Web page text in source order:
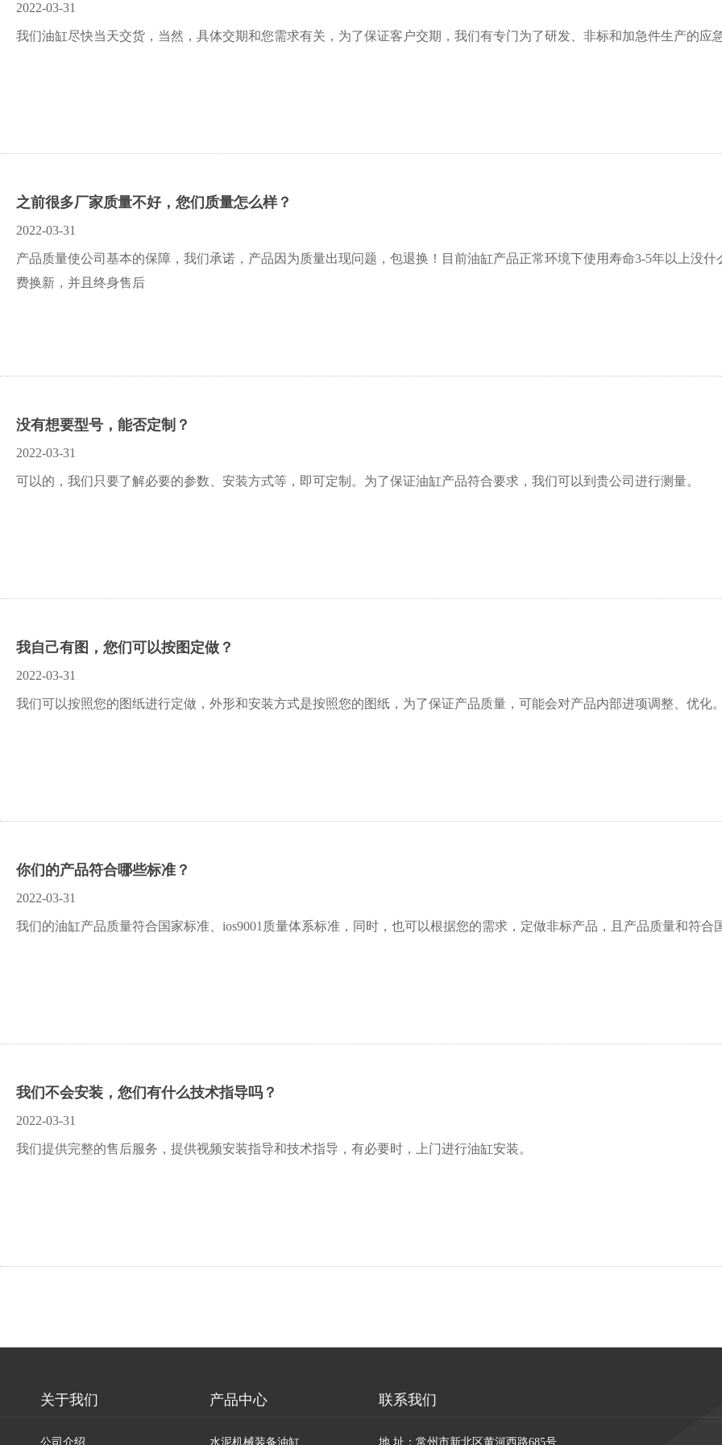
2022-03-31
我们油缸尽快当天交货，当然，具体交期和您需求有关，为了保证客户交期，我们有专门为了研发、非标和加急件生产的应
之前很多厂家质量不好，您们质量怎么样？
2022-03-31
产品质量使公司基本的保障，我们承诺，产品因为质量出现问题，包退换！目前油缸产品正常环境下使用寿命3-5年以上没
费换新，并且终身售后
没有想要型号，能否定制？
2022-03-31
可以的，我们只要了解必要的参数、安装方式等，即可定制。为了保证油缸产品符合要求，我们可以到贵公司进行测量。
我自己有图，您们可以按图定做？
2022-03-31
我们可以按照您的图纸进行定做，外形和安装方式是按照您的图纸，为了保证产品质量，可能会对产品内部进项调整、优化
你们的产品符合哪些标准？
2022-03-31
我们的油缸产品质量符合国家标准、ios9001质量体系标准，同时，也可以根据您的需求，定做非标产品，且产品质量和符合
我们不会安装，您们有什么技术指导吗？
2022-03-31
我们提供完整的售后服务，提供视频安装指导和技术指导，有必要时，上门进行油缸安装。
关于我们
公司介绍
产品中心
水泥机械装备油缸
联系我们
地 址：常州市新北区黄河西路685号